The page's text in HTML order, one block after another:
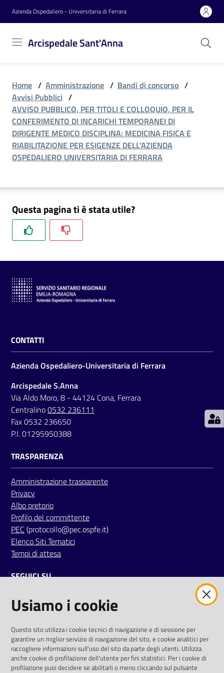
Vai al contenuto
Vai alla navigazione
Vai al footer
Azienda Ospedaliero - Universitaria di Ferrara
Arcispedale Sant'Anna
Sant'Anna
Azienda
Servizi
Novità
C
a
a
d
e
i
S
e
r
v
i
i
P
a
r
i
t
à
d
g
n
r
e
A
Home / Amministrazione / Bandi di concorso /
Avvisi Pubblici /
AVVISO PUBBLICO, PER TITOLI E COLLOQUIO, PER IL
CONFERIMENTO DI INCARICHI TEMPORANEI DI
DIRIGENTE MEDICO DISCIPLINA: MEDICINA FISICA E
RIABILITAZIONE PER ESIGENZE DELL’AZIENDA
OSPEDALIERO UNIVERSITARIA DI FERRARA
Questa pagina ti è stata utile?
CONTATTI
Azienda Ospedaliero-Universitaria di Ferrara
Arcispedale S.Anna
Via Aldo Moro, 8 - 44124 Cona, Ferrara
Centralino0532 236111
Fax 0532 236650
P.I. 01295950388
TRASPARENZA
Amministrazione trasparente
Privacy
Albo pretorio
Profilo del committente
PEC (protocollo@pec.ospfe.it)
Elenco Siti Tematici
Tempi di attesa
SEGUICI SU
twitterfacebookyoutube
AREA DIPENDENTI
Posta Elettronica Aziendale
Cloud aziendale(manuale di istruzioni)
Usiamo i cookie
Questo sito utilizza i cookie tecnici di navigazione e di sessione per
garantire un miglior servizio di navigazione del sito, e cookie analitici per
raccogliere informazioni sull'uso del sito da parte degli utenti. Utilizza
anche cookie di profilazione dell'utente per fini statistici. Per i cookie di
profilazione puoi decidere se abilitarli o meno cliccando sul pulsante